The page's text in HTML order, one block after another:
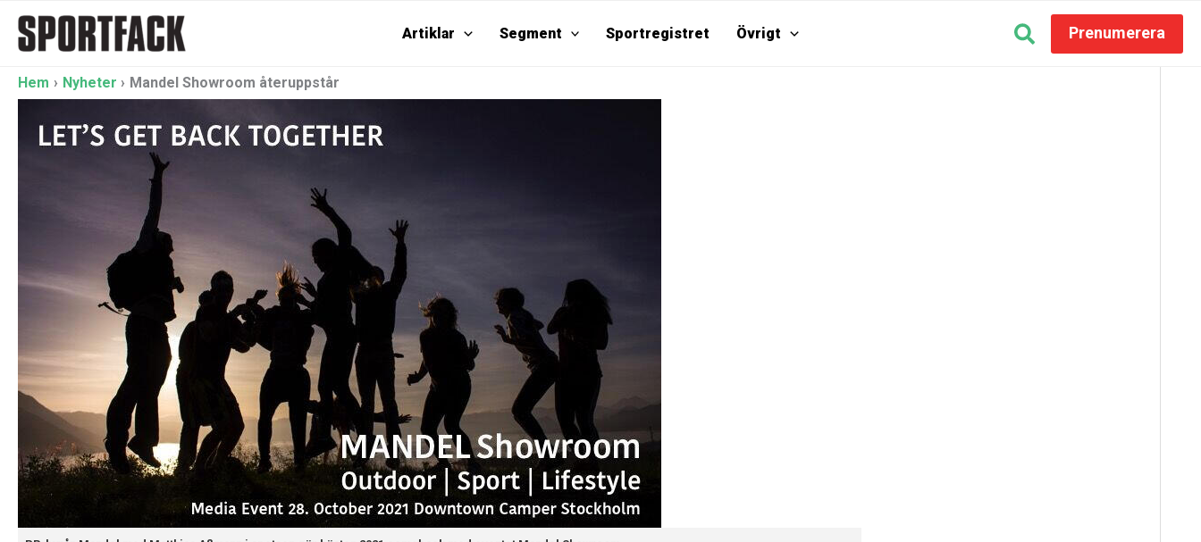
innehåll
Artiklar Segment Sportregistret Övrigt Prenumerera
Hem Nyheter Mandel Showroom återuppstår